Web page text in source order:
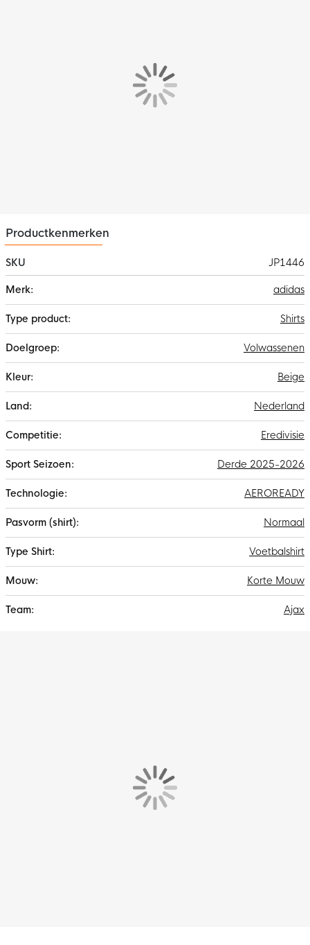
pasvorm. De omgeslagen kraag en comfortabele boorden
houden het shirt mooi op zijn plek.
Productkenmerken
SKU
JP1446
informatie
adidas
Shirts
Volwassenen
Beige
Nederland
Eredivisie
Derde 2025-2026
AEROREADY
Normaal
Voetbalshirt
Korte Mouw
Ajax